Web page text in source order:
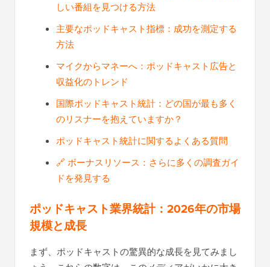
しい番組を見つける方法
主要なポッドキャスト指標：成功を測定する
方法
マイクからマネーへ：ポッドキャスト広告と
収益化のトレンド
国際ポッドキャスト統計：どの国が最も多く
のリスナーを抱えていますか？
ポッドキャスト統計に関するよくある質問
🔗 ボーナスリソース：さらに多くの調査ガイ
ドを発見する
ポッドキャスト業界統計：2026年の市場
規模と成長
まず、ポッドキャストの驚異的な成長を見てみまし